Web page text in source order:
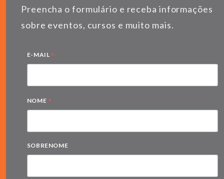
Preencha o formulário e receba informações
sobre eventos, cursos e muito mais.
E-MAIL *
NOME *
SOBRENOME